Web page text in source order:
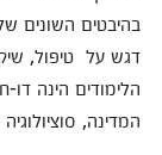
בהיבטים השונים
דגש על טיפול,
הלימודים הינה דו-
המדינה,